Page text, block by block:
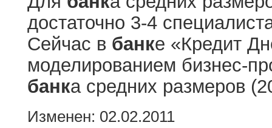
достаточно 3-4
Сейчас в банке «Кредит
моделированием бизнес-
банка средних размеров
Изменен: 02.02.2011